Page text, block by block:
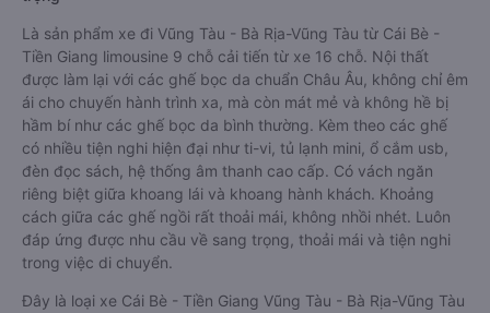
Là sản phẩm xe đi Vũng Tàu - Bà Rịa-Vũng Tàu từ Cái Bè -
Tiền Giang limousine 9 chỗ cải tiến từ xe 16 chỗ. Nội thất
được làm lại với các ghế bọc da chuẩn Châu Âu, không chỉ êm
ái cho chuyến hành trình xa, mà còn mát mẻ và không hề bị
hầm bí như các ghế bọc da bình thường. Kèm theo các ghế
có nhiều tiện nghi hiện đại như ti-vi, tủ lạnh mini, ổ cắm usb,
đèn đọc sách, hệ thống âm thanh cao cấp. Có vách ngăn
riêng biệt giữa khoang lái và khoang hành khách. Khoảng
cách giữa các ghế ngồi rất thoải mái, không nhồi nhét. Luôn
đáp ứng được nhu cầu về sang trọng, thoải mái và tiện nghi
trong việc di chuyển.
Đây là loại xe Cái Bè - Tiền Giang Vũng Tàu - Bà Rịa-Vũng Tàu